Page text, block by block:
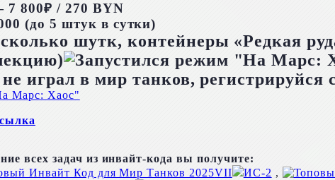
7 800₽ / 270 BYN
(до 5 штук в сутки)
шутк, контейнеры «Редкая
играл в мир танков, регистрируйся
всех задач из инвайт-кода вы получите:
VII ИС-2 ,